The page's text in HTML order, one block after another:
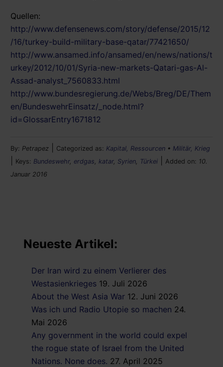
Quellen:
http://www.defensenews.com/story/defense/2015/12
/16/turkey-build-military-base-qatar/77421650/
http://www.ansamed.info/ansamed/en/news/nations/t
urkey/2012/10/01/Syria-new-markets-Qatari-gas-Al-
Assad-analyst_7560833.html
http://www.bundesregierung.de/Webs/Breg/DE/Them
en/BundeswehrEinsatz/_node.html?
id=GlossarEntry1671812
By: Petrapez Categorized as: Kapital, Ressourcen • Militär, Krieg
Keys: Bundeswehr, erdgas, katar, Syrien, Türkei Added on: 10.
Januar 2016
Neueste Artikel:
Der Iran wird zu einem Verlierer des
Westasienkrieges 19. Juli 2026
About the West Asia War 12. Juni 2026
Was ich und Radio Utopie so machen 24.
Mai 2026
Any government in the world could expel
the rogue state of Israel from the United
Nations. None does. 27. April 2025